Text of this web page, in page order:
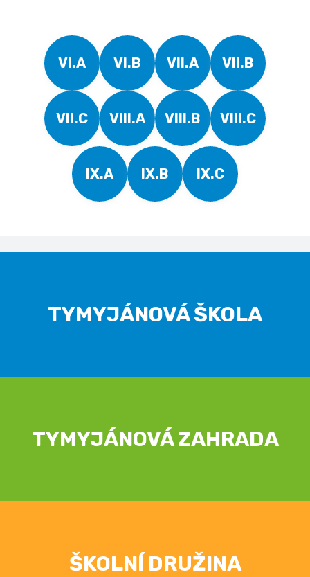
VI.A VI.B VII.A VII.B
VII.C VIII.A VIII.B VIII.C
IX.A IX.B IX.C
TYMYJÁNOVÁ ŠKOLA
TYMYJÁNOVÁ ZAHRADA
ŠKOLNÍ DRUŽINA